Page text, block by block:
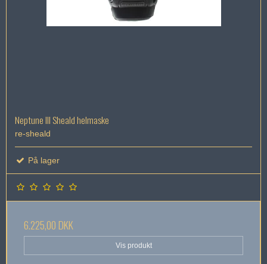
Neptune III Sheald helmaske
re-sheald
På lager
6.225,00 DKK
Vis produkt